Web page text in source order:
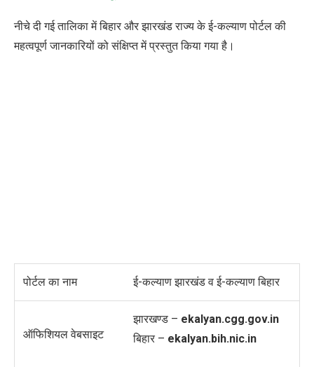
नीचे दी गई तालिका में बिहार और झारखंड राज्य के ई-कल्याण पोर्टल की
महत्वपूर्ण जानकारियों को संक्षिप्त में प्रस्तुत किया गया है।
पोर्टल का नाम ई-कल्याण झारखंड व ई-कल्याण बिहार
ऑफिशियल वेबसाइट
झारखण्ड – ekalyan.cgg.gov.in
बिहार – ekalyan.bih.nic.in